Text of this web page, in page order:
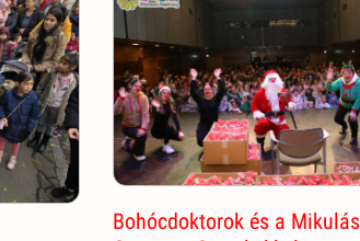
Bohócdoktorok és a Mikulás